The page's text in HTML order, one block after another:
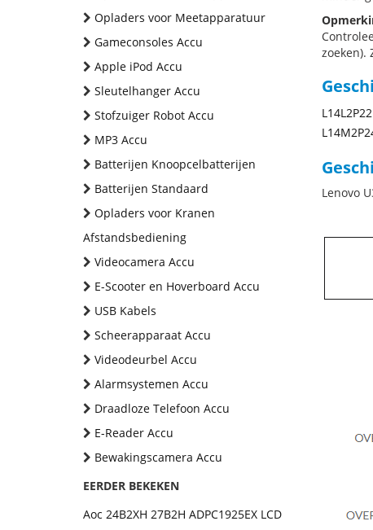
Opladers voor Meetapparatuur
Gameconsoles Accu
Apple iPod Accu
Sleutelhanger Accu
Stofzuiger Robot Accu
MP3 Accu
Batterijen Knoopcelbatterijen
Batterijen Standaard
Opladers voor Kranen
Afstandsbediening
Videocamera Accu
E-Scooter en Hoverboard Accu
USB Kabels
Scheerapparaat Accu
Videodeurbel Accu
Alarmsystemen Accu
Draadloze Telefoon Accu
E-Reader Accu
Bewakingscamera Accu
EERDER BEKEKEN
Aoc 24B2XH 27B2H ADPC1925EX LCD
zoeken).
L14L2P22
Lenovo